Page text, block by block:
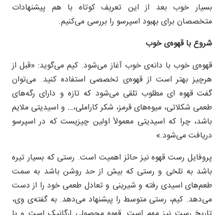
بسیار خوب بعد از این تعریف کوتاه با هم پیشنهادات
متخصصان برای بهبود اسپرسو را بررسی می‌کنیم.
شروع با قهوه‌ی خوب
قهوه‌ی خوب با دانه‌ی خوب آغاز می‌شود. کیم می‌گوید: «قبل از
هرچیز بهتر است از قهوه‌ی تخصصی استفاده کنید. می‌توان
گفت قهوه ای مطلوب تلقی می‌شود که تازه و دارای رگه‌های
طعمی شکلاتی، میوه‌های قرمز، شکر کاراملی،… و اسیدیتی ملایم
باشد، چرا که اسیدیتی معمولاً اولین چیزیست که در اسپرسو
دریافت می‌شود.»
پروفایل رست قهوه نیز حائز اهمیت است. رستی که بسیار تیره
باشد به تلخی و رستی که بیش از حد روشن باشد به سمت
طعم‌های اسیدی رفته و شیرینی و تعادل طعمی خود را از دست
می‌دهد. کیم، رستی متوسط را پیشنهاد می‌دهد. به گفته‌ی وی،